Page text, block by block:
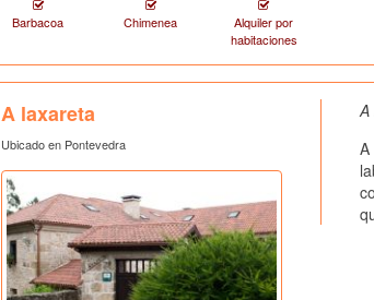
Barbacoa Chimenea
Alquiler por
habitaciones
A laxareta
Ubicado en Pontevedra
A